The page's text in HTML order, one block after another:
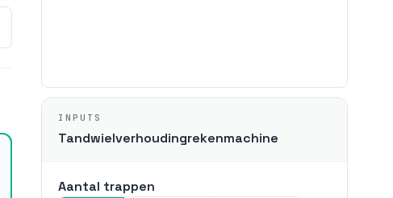
INPUTS
Tandwielverhoudingrekenmachine
Aantal trappen